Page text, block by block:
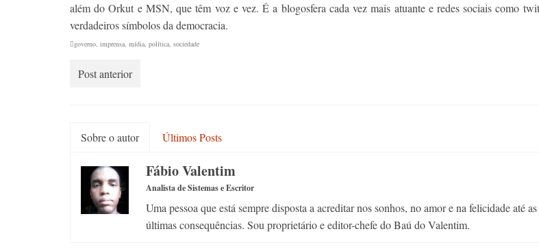
além do Orkut e MSN, que têm voz e vez. É a blogosfera cada vez mais atuante e redes sociais como
verdadeiros símbolos da democracia.
governo, imprensa, mídia, política, sociedade
Post anterior
Sobre o autor Últimos Posts
Fábio Valentim
Analista de Sistemas e Escritor
Uma pessoa que está sempre disposta a acreditar nos sonhos, no amor e na felicidade até as
últimas consequências. Sou proprietário e editor-chefe do Baú do Valentim.